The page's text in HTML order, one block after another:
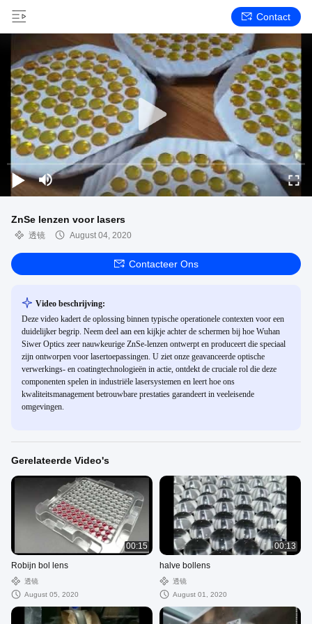
Contact
ZnSe lenzen voor lasers
透镜 August 04, 2020
Contacteer Ons
Video beschrijving:
Deze video kadert de oplossing binnen typische operationele contexten voor een
duidelijker begrip. Neem deel aan een kijkje achter de schermen bij hoe Wuhan
Siwer Optics zeer nauwkeurige ZnSe-lenzen ontwerpt en produceert die speciaal
zijn ontworpen voor lasertoepassingen. U ziet onze geavanceerde optische
verwerkings- en coatingtechnologieën in actie, ontdekt de cruciale rol die deze
componenten spelen in industriële lasersystemen en leert hoe ons
kwaliteitsmanagement betrouwbare prestaties garandeert in veeleisende
omgevingen.
Gerelateerde Video's
00:15
Robijn bol lens
透镜
August 05, 2020
00:13
halve bollens
透镜
August 01, 2020